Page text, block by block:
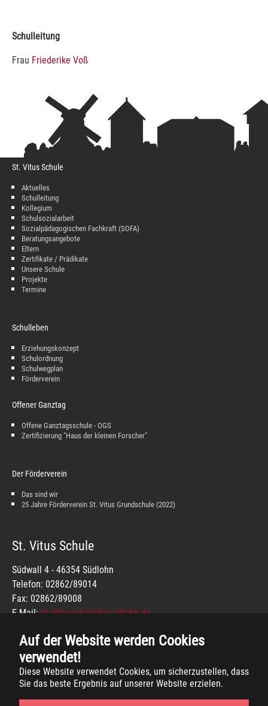
Auf der Website werden Cookies
verwendet!
Diese Website verwendet Cookies, um sicherzustellen, dass
Sie das beste Ergebnis auf unserer Website erzielen.
Schulleitung
Frau Friederike Voß
St. Vitus Schule
Aktuelles
Schulleitung
Kollegium
Schulsozialarbeit
Sozialpädagogischen Fachkraft (SOFA)
Beratungsangebote
Eltern
Zertifikate / Prädikate
Unsere Schule
Projekte
Termine
Schulleben
Erziehungskonzept
Schulordnung
Schulwegplan
Förderverein
Offener Ganztag
Offene Ganztagsschule - OGS
Zertifizierung "Haus der kleinen Forscher"
Der Förderverein
Das sind wir
25 Jahre Förderverein St. Vitus Grundschule (2022)
St. Vitus Schule
Südwall 4 - 46354 Südlohn
Telefon: 02862/89014
Fax: 02862/89008
E-Mail: st-vitus-schule@suedlohn.de
IMPRESSUM
DATENSCHUTZ